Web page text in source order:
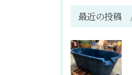
最近の投稿